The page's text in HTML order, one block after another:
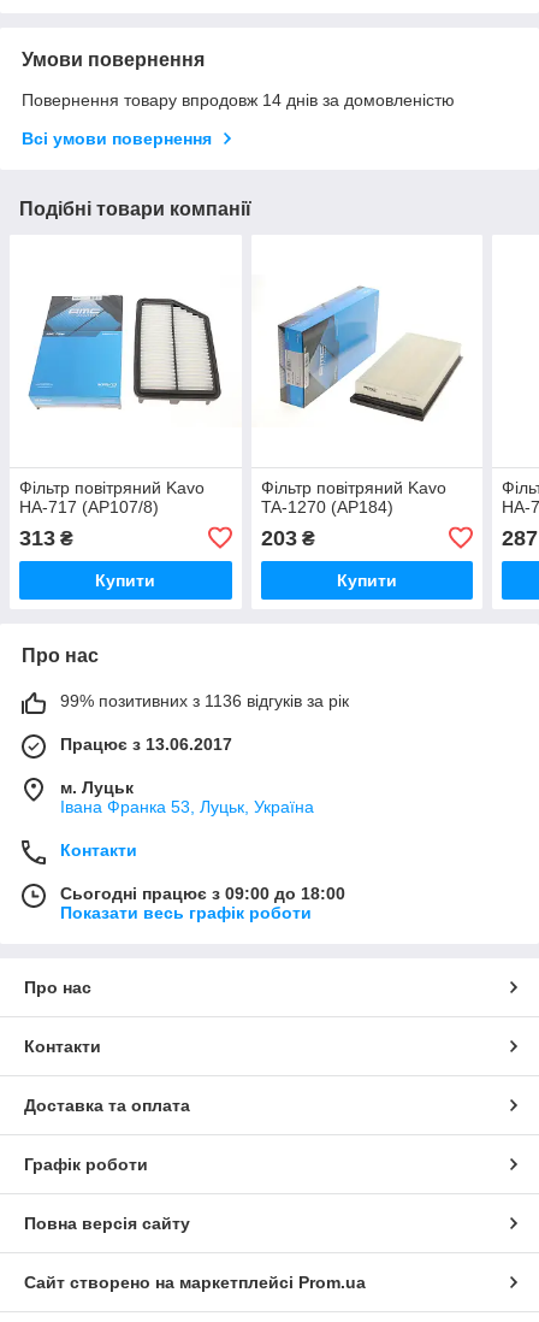
Умови повернення
Повернення товару впродовж 14 днів за домовленістю
Всі умови повернення
Подібні товари компанії
Фільтр повітряний Kavo
HA-717 (AP107/8)
313 ₴
Купити
Фільтр повітряний Kavo
TA-1270 (AP184)
203₴
Купити
HA-
287
Про нас
99% позитивних з 1136 відгуків за рік
Працює з 13.06.2017
м. Луцьк
Івана Франка 53, Луцьк, Україна
Контакти
Сьогодні працює з 09:00 до 18:00
Показати весь графік роботи
Про нас
Контакти
Доставка та оплата
Графік роботи
Повна версія сайту
Сайт створено на маркетплейсі Prom.ua